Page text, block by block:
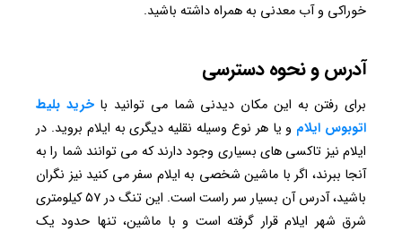
خوراکی و آب معدنی به همراه داشته باشید.
آدرس و نحوه دسترسی
برای رفتن به این مکان دیدنی شما می توانید باخرید بلیط
اتوبوس ایلام و یا هر نوع وسیله نقلیه دیگری به ایلام بروید. در
ایلام نیز تاکسی های بسیاری وجود دارند که می توانند شما را به
آنجا ببرند، اگر با ماشین شخصی به ایلام سفر می کنید نیز نگران
باشید، آدرس آن بسیار سر راست است. این تنگ در ۵۷ کیلومتری
شرق شهر ایلام قرار گرفته است و با ماشین، تنها حدود یک